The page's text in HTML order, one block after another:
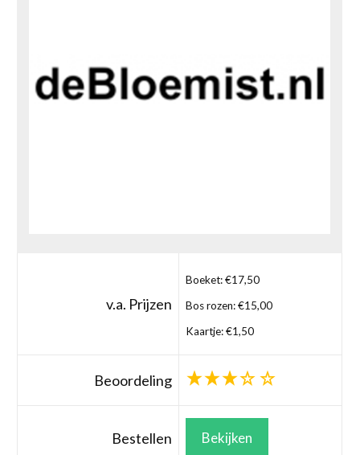
v.a. Prijzen
Boeket: €17,50
Bos rozen: €15,00
Kaartje: €1,50
Beoordeling
Bestellen Bekijken